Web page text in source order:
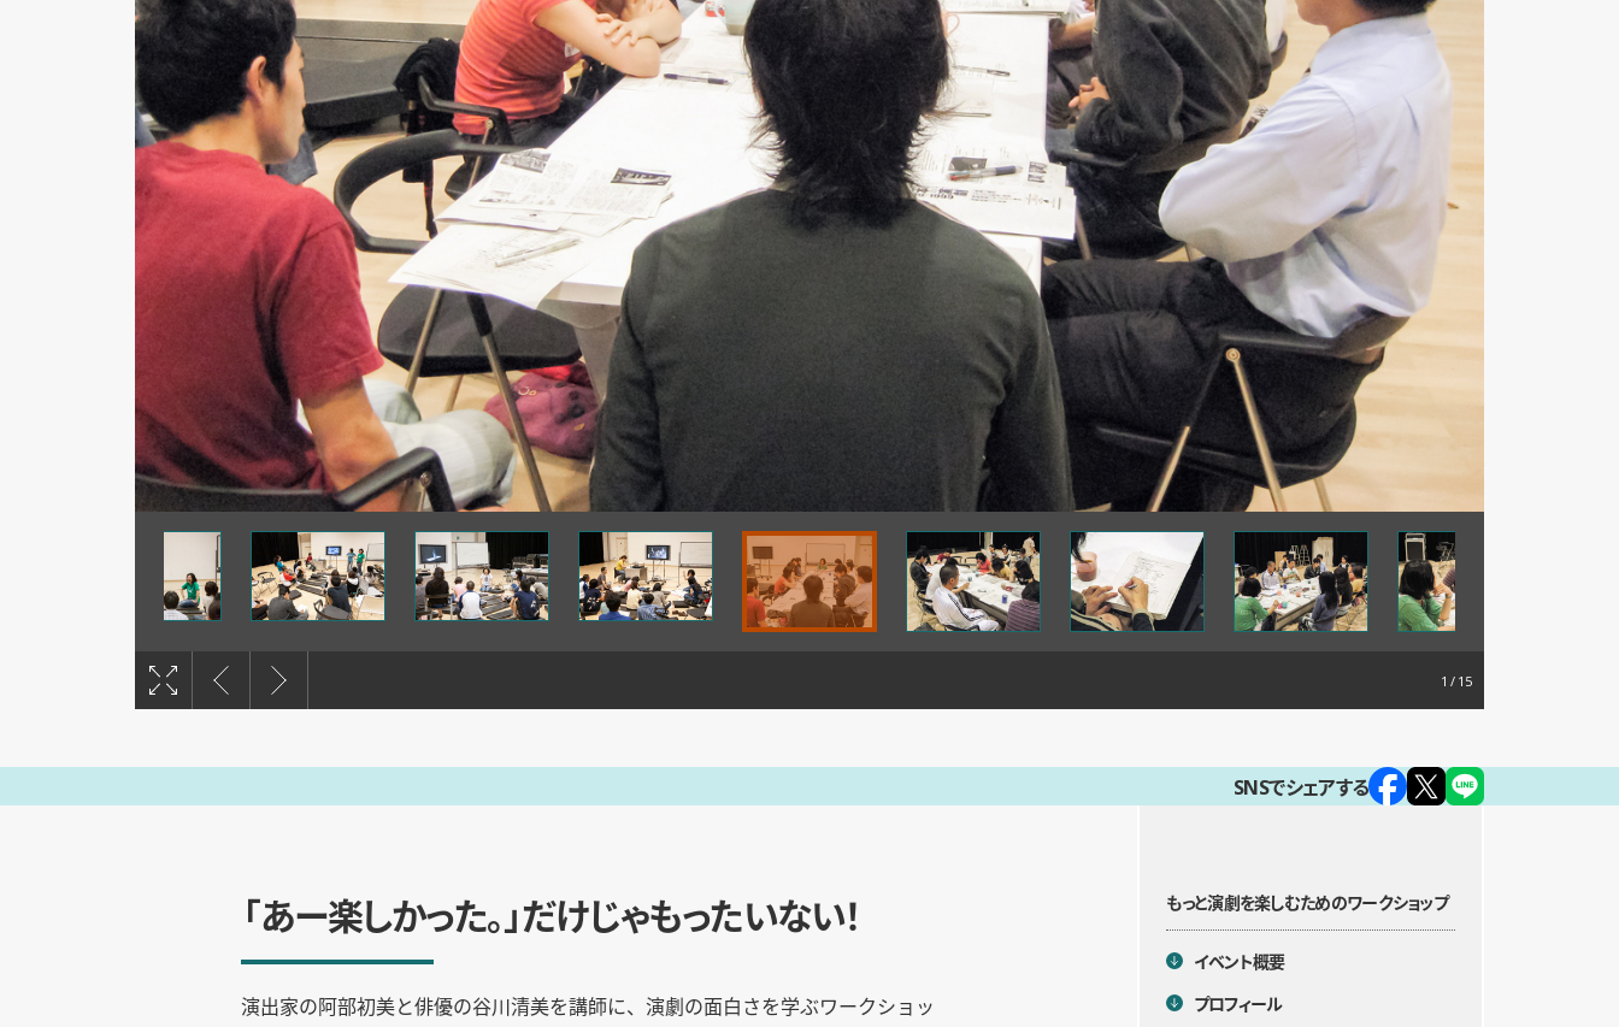
1
SNSでシェアする
目次
もっと演劇を楽しむためのワークショップ
イベント概要
プロフィール
「あー楽しかった。」だけじゃもったいない！
演出家の阿部初美と俳優の谷川清美を講師に、演劇の面白さを学ぶワークショッ